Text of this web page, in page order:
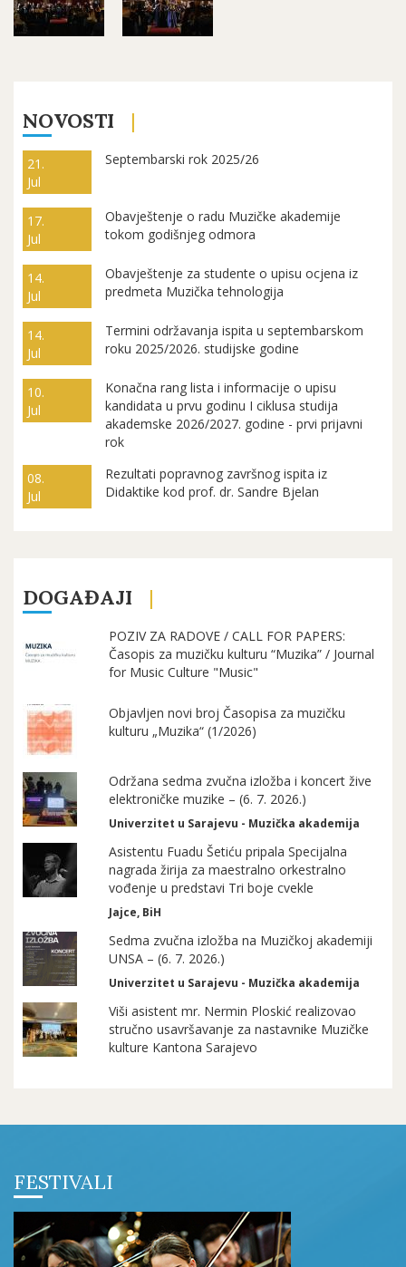
NOVOSTI
21.
Jul
Septembarski rok 2025/26
17.
Jul
Obavještenje o radu Muzičke akademije
tokom godišnjeg odmora
14.
Jul
Obavještenje za studente o upisu ocjena iz
predmeta Muzička tehnologija
14.
Jul
Termini održavanja ispita u septembarskom
roku 2025/2026. studijske godine
10.
Jul
Konačna rang lista i informacije o upisu
kandidata u prvu godinu I ciklusa studija
akademske 2026/2027. godine - prvi prijavni
rok
08.
Jul
Rezultati popravnog završnog ispita iz
Didaktike kod prof. dr. Sandre Bjelan
DOGAĐAJI
POZIV ZA RADOVE / CALL FOR PAPERS:
Časopis za muzičku kulturu “Muzika” / Journal
for Music Culture "Music"
Objavljen novi broj Časopisa za muzičku
kulturu „Muzika“ (1/2026)
Održana sedma zvučna izložba i koncert žive
elektroničke muzike – (6. 7. 2026.)
Univerzitet u Sarajevu - Muzička akademija
Asistentu Fuadu Šetiću pripala Specijalna
nagrada žirija za maestralno orkestralno
vođenje u predstavi Tri boje cvekle
Jajce, BiH
Sedma zvučna izložba na Muzičkoj akademiji
UNSA – (6. 7. 2026.)
Univerzitet u Sarajevu - Muzička akademija
Viši asistent mr. Nermin Ploskić realizovao
stručno usavršavanje za nastavnike Muzičke
kulture Kantona Sarajevo
FESTIVALI